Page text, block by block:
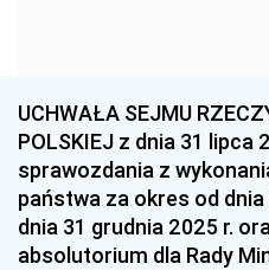
1939 1938
1936 1930
UCHWAŁA SEJMU
POLSKIEJ z dnia 31 lipca
sprawozdania z
państwa za okres od
dnia 31 grudnia 2025 r.
absolutorium dla Rady